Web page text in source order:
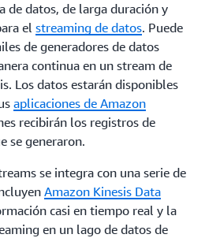
de datos, de larga duración y
el streaming de datos. Puede
de generadores de datos
continua en un stream de
Los datos estarán disponibles
aplicaciones de Amazon
recibirán los registros de
se generaron.
se integra con una serie de
Amazon Kinesis Data
casi en tiempo real y la
en un lago de datos de